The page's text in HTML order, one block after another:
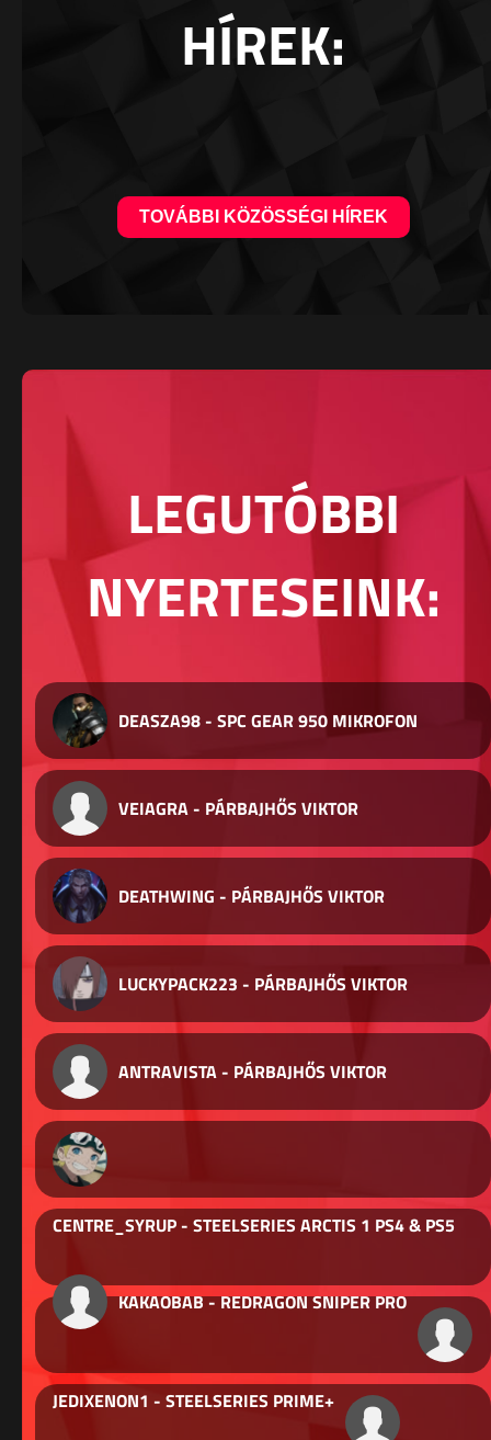
HÍREK:
TOVÁBBI KÖZÖSSÉGI HÍREK
LEGUTÓBBI
NYERTESEINK:
DEASZA98 - SPC GEAR 950 MIKROFON
VEIAGRA - PÁRBAJHŐS VIKTOR
DEATHWING - PÁRBAJHŐS VIKTOR
LUCKYPACK223 - PÁRBAJHŐS VIKTOR
ANTRAVISTA - PÁRBAJHŐS VIKTOR
CENTRE_SYRUP - STEELSERIES ARCTIS 1 PS4 & PS5
KAKAOBAB - REDRAGON SNIPER PRO
JEDIXENON1 - STEELSERIES PRIME+